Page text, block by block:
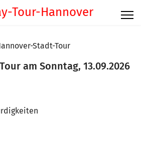
Stadt-Tour
am Sonntag, 13.09.2026